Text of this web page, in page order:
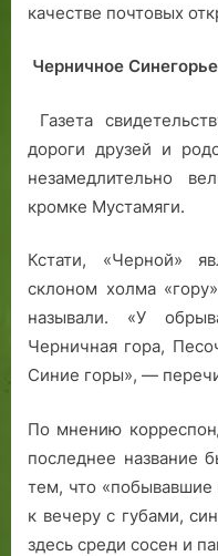
качестве почтовых
Черничное Синегорье
Газета
дороги друзей и
незамедлительно
кромке Мустамяги.
Кстати, «Черной»
склоном холма
называли. «У
Черничная гора,
Синие горы», —
По мнению
последнее название
тем, что
к вечеру с губами,
здесь среди сосен и